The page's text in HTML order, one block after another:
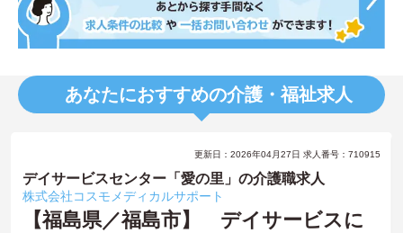
あなたにおすすめの介護・福祉求人
更新日：2026年04月27日 求人番号：710915
デイサービスセンター「愛の里」の介護職求人
株式会社コスモメディカルサポート
【福島県／福島市】 デイサービスに